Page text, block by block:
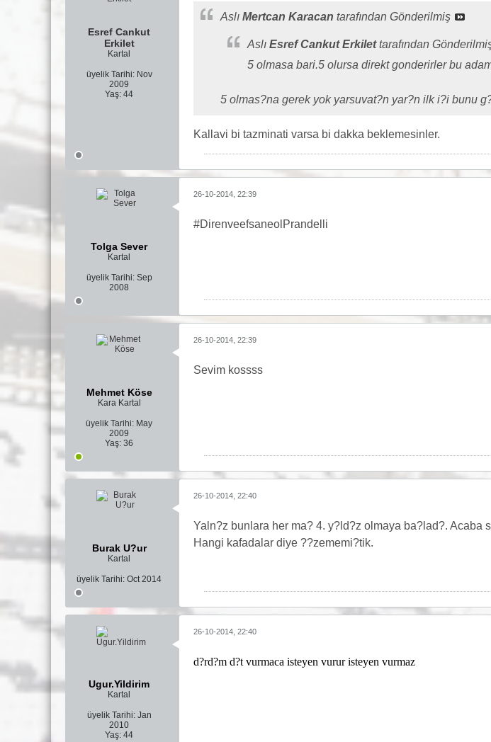
Esref Cankut
Erkilet
Kartal
üyelik Tarihi: Nov
2009
Yaş: 44
Aslı Mertcan Karacan tarafından Gönderilmiş
Aslı Esref Cankut Erkilettarafından
5 olmasa bari.5 olursa direkt gonderirler bu
5 olmas?na gerek yok yarsuvat?n yar?n ilk i?i bunu
Kallavi bi tazminati varsa bi dakka beklemesinler.
Tolga Sever
Kartal
üyelik Tarihi: Sep
2008
26-10-2014, 22:39
#DirenveefsaneolPrandelli
Mehmet Köse
Kara Kartal
üyelik Tarihi: May
2009
Yaş: 36
26-10-2014, 22:39
Sevim kossss
Burak U?ur
Kartal
üyelik Tarihi: Oct 2014
26-10-2014, 22:40
Yaln?z bunlara her ma? 4. y?ld?z olmaya ba?lad?.
Hangi kafadalar diye ??zememi?tik.
Ugur.Yildirim
Kartal
üyelik Tarihi: Jan
2010
Yaş: 44
26-10-2014, 22:40
d?rd?m d?t vurmaca isteyen vurur isteyen vurmaz